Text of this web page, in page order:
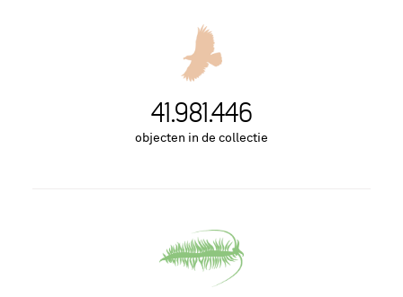
43.021.976
objecten in de collectie